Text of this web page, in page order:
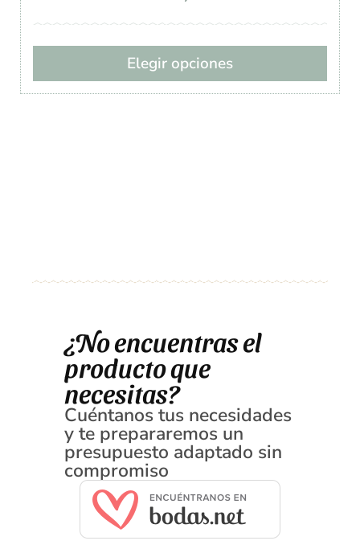
Elegir opciones
¿No encuentras el
producto que
necesitas?
Cuéntanos tus necesidades
y te prepararemos un
presupuesto adaptado sin
compromiso